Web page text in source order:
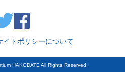
イトポリシーについて
HAKODATE All Rights Reserved.